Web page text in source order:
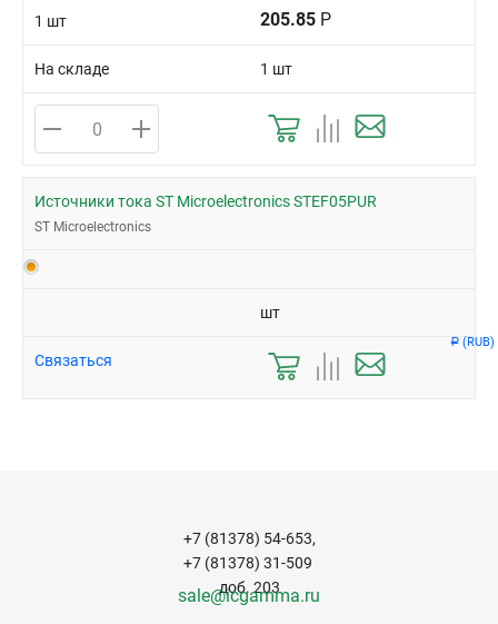
Р (RUB)
1 шт 205.85 Р
На складе 1 шт
Источники тока ST Microelectronics STEF05PUR
ST Microelectronics
шт
Связаться
+7 (81378) 54-653,
+7 (81378) 31-509
доб. 203
sale@icgamma.ru